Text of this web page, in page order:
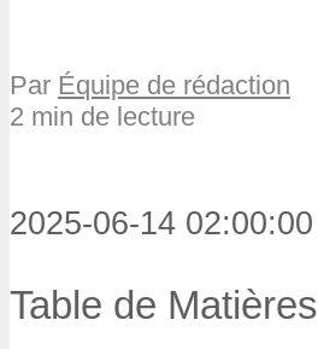
Par Équipe de rédaction
2 min de lecture
2025-06-14 02:00:00
Table de Matières